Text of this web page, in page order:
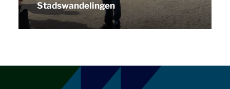
Stadswandelingen